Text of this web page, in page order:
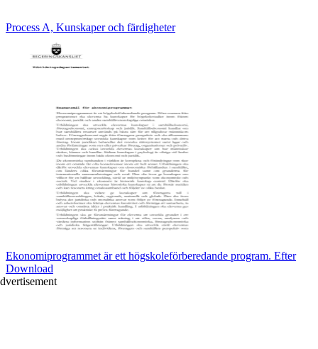
Process A, Kunskaper och färdigheter
Ekonomiprogrammet är ett högskoleförberedande program. Efter
Download